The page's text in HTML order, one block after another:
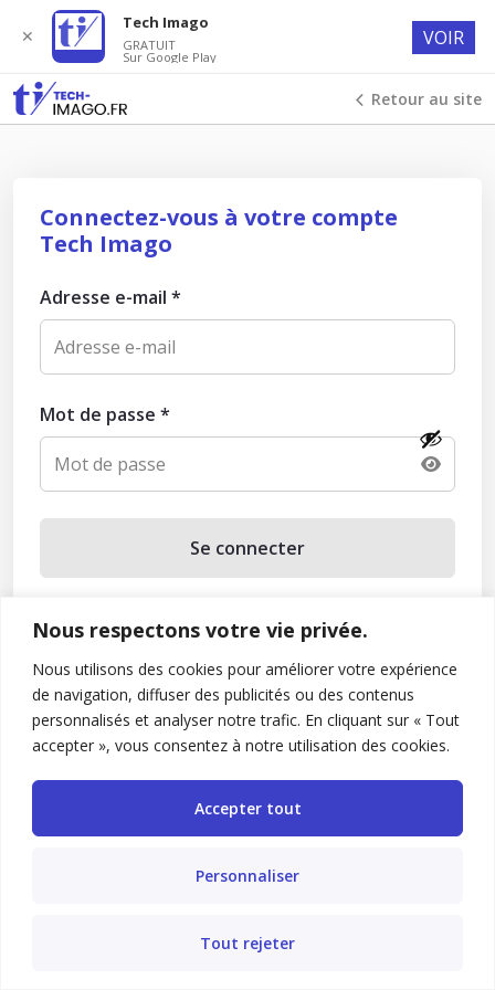
Nous respectons votre vie privée.
Nous utilisons des cookies pour améliorer votre expérience
de navigation, diffuser des publicités ou des contenus
personnalisés et analyser notre trafic. En cliquant sur « Tout
accepter », vous consentez à notre utilisation des cookies.
Personnaliser
Tout rejeter
Accepter tout
Retour au site
Connectez-vous à votre compte
Tech Imago
Adresse e-mail *
Mot de passe *
Se connecter
Mot de passe oublié ?
Vous n’avez pas de compte ? Inscrivez-vous
✕
Tech Imago
GRATUIT
Sur Google Play
VOIR